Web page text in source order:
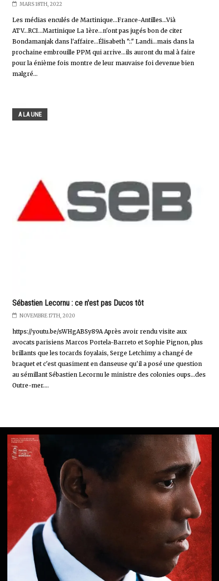
MARS 18TH, 2022
Les médias enculés de Martinique...France-Antilles...Vià
ATV...RCI...Martinique La 1ère...n'ont pas jugés bon de citer
Bondamanjak dans l'affaire...Élisabeth ":." Landi...mais dans la
prochaine embrouille PPM qui arrive...ils auront du mal à faire
pour la énième fois montre de leur mauvaise foi devenue bien
malgré...
A LA UNE
Sébastien Lecornu : ce n'est pas Ducos tôt
NOVEMBRE 17TH, 2020
https://youtu.be/sWHgABSy89A Après avoir rendu visite aux
avocats parisiens Marcos Portela-Barreto et Sophie Pignon, plus
brillants que les tocards foyalais, Serge Letchimy a changé de
braquet et c'est quasiment en danseuse qu'il a posé une question
au sémillant Sébastien Lecornu le ministre des colonies oups...des
Outre-mer....